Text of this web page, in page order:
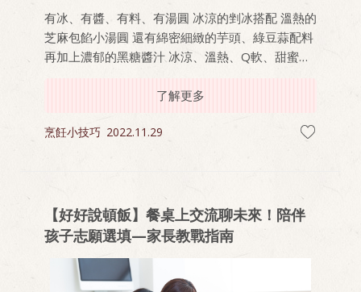
有冰、有醬、有料、有湯圓 冰涼的剉冰搭配 溫熱的
芝麻包餡小湯圓 還有綿密細緻的芋頭、綠豆蒜配料
再加上濃郁的黑糖醬汁 冰涼、溫熱、Q軟、甜蜜多
重口感一次滿足！ 在家10分鐘即可輕鬆料理 最適
合媽媽帶著小朋友，暑假在家一起做燒冷冰 好玩又
好吃，讓媽媽煮得安心，小孩吃得開心
了解更多
烹飪小技巧 2022.11.29
【好好說頓飯】餐桌上交流聊未來！陪伴
孩子志願選填—家長教戰指南